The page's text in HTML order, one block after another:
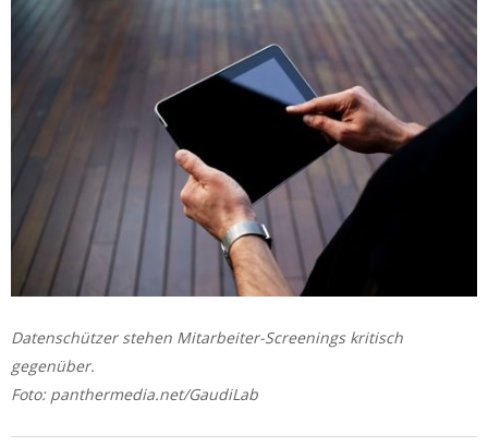
Datenschützer stehen Mitarbeiter-Screenings kritisch
gegenüber.
Foto: panthermedia.net/GaudiLab